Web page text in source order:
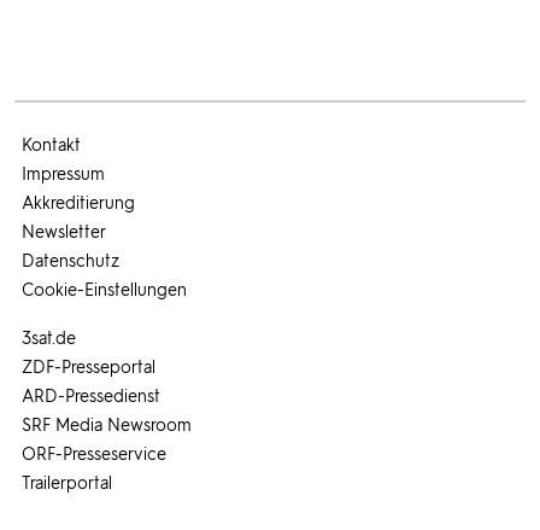
3sat.de
ZDF-Presseportal
ARD-Pressedienst
SRF Media Newsroom
ORF-Presseservice
Trailerportal
Kontakt
Impressum
Akkreditierung
Newsletter
Datenschutz
Cookie-Einstellungen